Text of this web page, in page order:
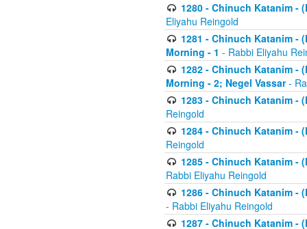
1280 - Chinuch Katanim -
Eliyahu Reingold
1281 - Chinuch Katanim -
Morning - 1 - Rabbi Eliyahu
1282 - Chinuch Katanim -
Morning - 2; Negel Vassar-
1283 - Chinuch Katanim -
Reingold
1284 - Chinuch Katanim -
Reingold
1285 - Chinuch Katanim -
Rabbi Eliyahu Reingold
1286 - Chinuch Katanim -
- Rabbi Eliyahu Reingold
1287 - Chinuch Katanim -